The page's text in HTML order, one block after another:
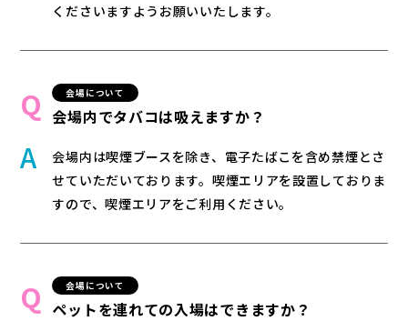
会場マップ
スペシャルゲスト
DJアーティスト
ダンス
お知らせ
FAQ
くださいますようお願いいたします。
会場について
会場内でタバコは吸えますか？
会場内は喫煙ブースを除き、電子たばこを含め禁煙とさ
せていただいております。喫煙エリアを設置しておりま
すので、喫煙エリアをご利用ください。
会場について
ペットを連れての入場はできますか？